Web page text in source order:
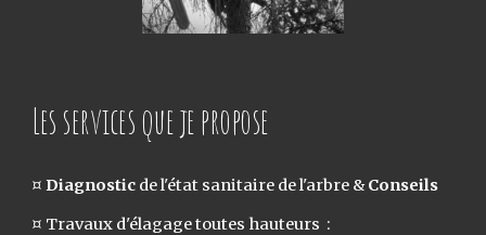
Les services que je propose
¤ Diagnostic de l'état sanitaire de l'arbre & Conseils
¤ Travaux d'élagage toutes hauteurs :